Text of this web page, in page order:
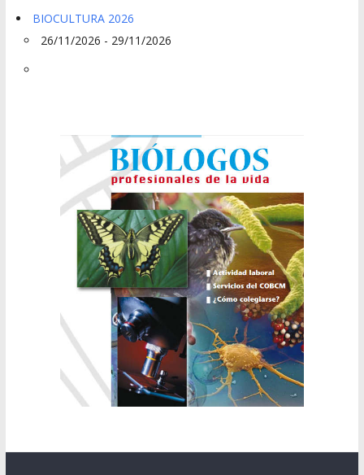
BIOCULTURA 2026
26/11/2026 - 29/11/2026